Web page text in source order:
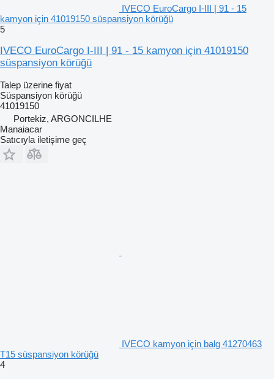
IVECO EuroCargo I-III | 91 - 15
kamyon için 41019150 süspansiyon körüğü
5
IVECO EuroCargo I-III | 91 - 15 kamyon için 41019150
süspansiyon körüğü
Talep üzerine fiyat
Süspansiyon körüğü
41019150
Portekiz, ARGONCILHE
Manaiacar
Satıcıyla iletişime geç
IVECO kamyon için balg 41270463
T15 süspansiyon körüğü
4